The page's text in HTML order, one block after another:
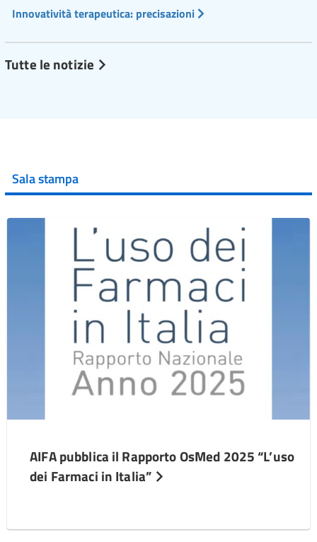
Innovatività terapeutica: precisazioni
Tutte le notizie
Sala stampa
AIFA pubblica il Rapporto OsMed 2025 “L’uso
dei Farmaci in Italia”